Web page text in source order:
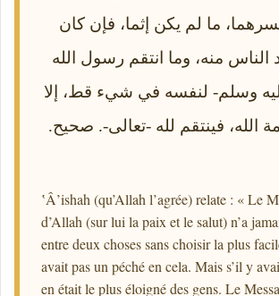
ما لم يكن إثما، فإن كان
الناس منه، وما انتقم رسول الله
وسلم- لنفسه في شيء قط، إلا
الله، فينتقم لله -تعالى-. صحيح.
ʽÂ’ishah (qu’Allah l’agrée) relate : « Le
d’Allah (sur lui la paix et le salut) n’a
entre deux choses sans choisir la plus
avait pas un péché en cela. Mais s’il y
en était le plus éloigné des gens. Le